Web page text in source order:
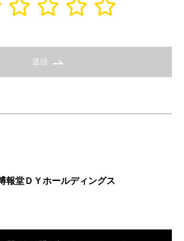
送信
報堂ＤＹホールディングス